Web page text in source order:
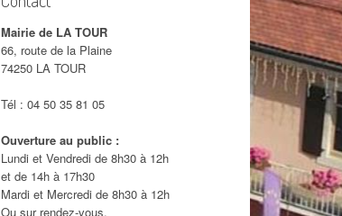
CIMETIÈRE
ORDURES MÉNAGÈRES
N° UTILES
HÔPITAL DUFRESNES-
Mairie de LA TOUR
66, route de la Plaine
74250 LA TOUR
Tél : 04 50 35 81 05
Ouverture au public :
Lundi et Vendredi de 8h30 à 12h
et de 14h à 17h30
Mardi et Mercredi de 8h30 à 12h
Ou sur rendez-vous.